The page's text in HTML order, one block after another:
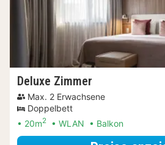
Deluxe Zimmer
Max. 2 Erwachsene
Doppelbett
20m2 WLAN Balkon